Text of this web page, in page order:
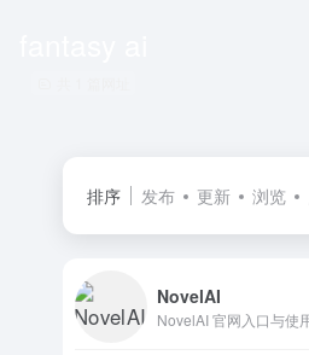
排序 发布 更新 浏览
NovelAI